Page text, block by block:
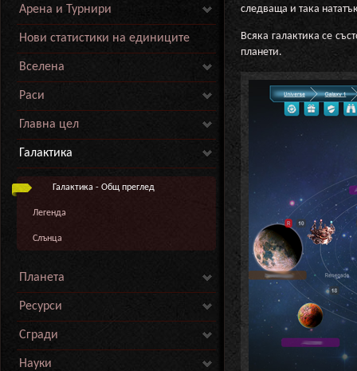
Арена и Турнири
Нови статистики на единиците
Вселена
Раси
Главна цел
Галактика
Галактика - Общ преглед
Легенда
Слънца
Планета
Ресурси
Сгради
Науки
следваща и така
Всяка галактика се
планети.